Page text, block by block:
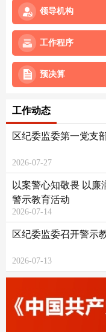
领导机构
工作程序
预决算
工作动态
区纪委监委第一党支
2026-07-27
以案警心知敬畏 以
警示教育活动
2026-07-14
区纪委监委召开警示
2026-07-13